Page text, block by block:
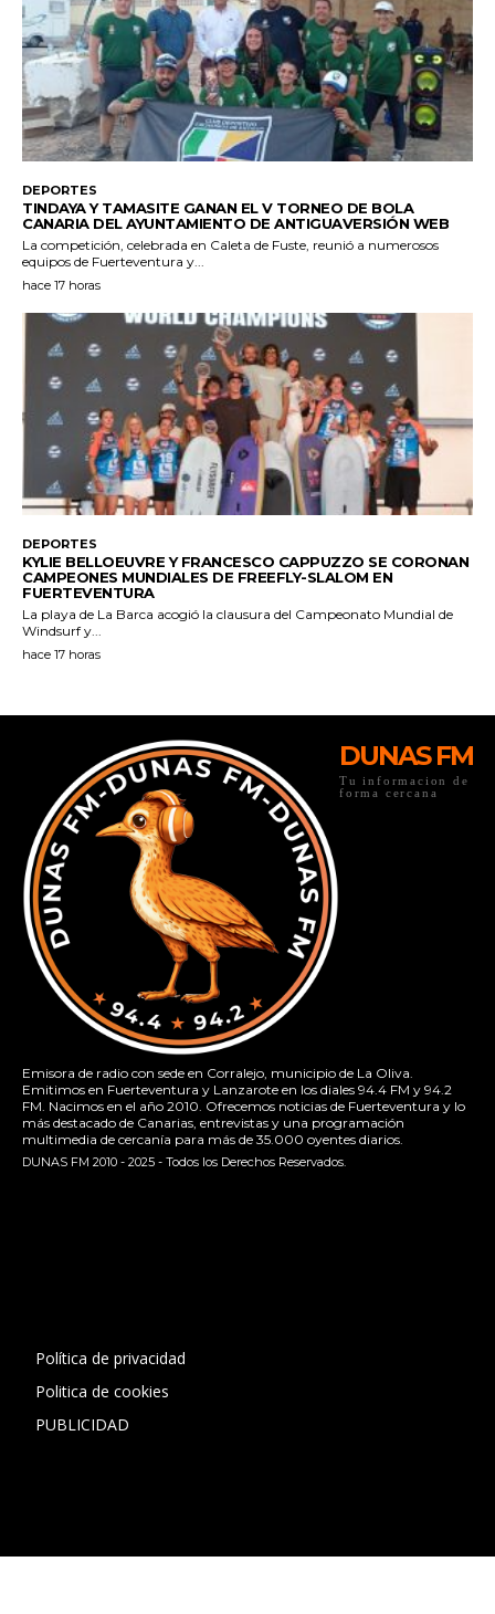
DUNAS FM
Tu informacion de
forma cercana
Emisora de radio con sede en Corralejo, municipio de La Oliva.
Emitimos en Fuerteventura y Lanzarote en los diales 94.4 FM y 94.2
FM. Nacimos en el año 2010. Ofrecemos noticias de Fuerteventura y lo
más destacado de Canarias, entrevistas y una programación
multimedia de cercanía para más de 35.000 oyentes diarios.
DUNAS FM 2010 - 2025 - Todos los Derechos Reservados.
Política de privacidad
Politica de cookies
PUBLICIDAD